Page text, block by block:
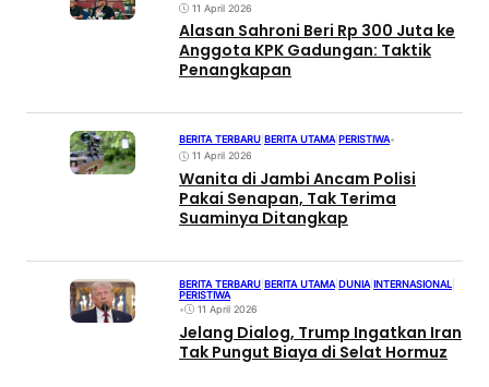
11 April 2026
Alasan Sahroni Beri Rp 300 Juta ke
Anggota KPK Gadungan: Taktik
Penangkapan
BERITA TERBARU BERITA UTAMA PERISTIWA•
11 April 2026
Wanita di Jambi Ancam Polisi
Pakai Senapan, Tak Terima
Suaminya Ditangkap
BERITA TERBARU BERITA UTAMA|DUNIA|INTERNASIONAL
PERISTIWA
•
11 April 2026
Jelang Dialog, Trump Ingatkan Iran
Tak Pungut Biaya di Selat Hormuz